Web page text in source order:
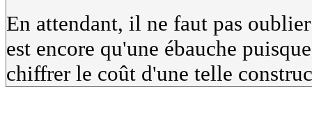
En attendant, il ne faut pas
est encore qu'une ébauche
chiffrer le coût d'une telle